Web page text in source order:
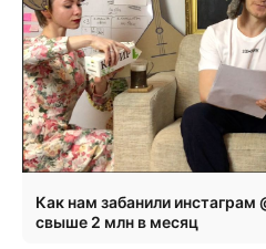
Как нам забанили
свыше 2 млн в месяц